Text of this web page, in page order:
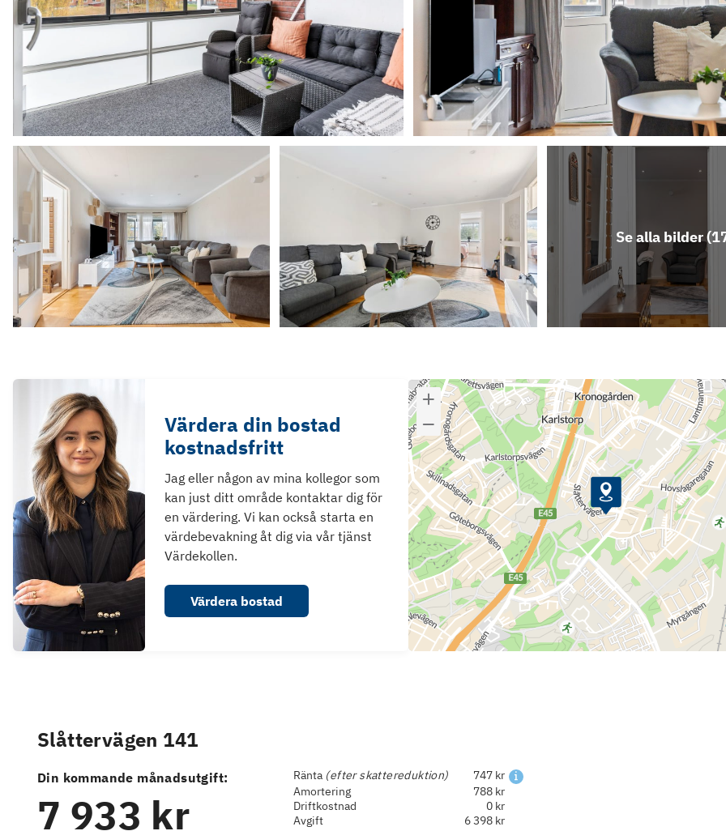
Se alla bilder (
Värdera din bostad
kostnadsfritt
Jag eller någon av mina kollegor som
kan just ditt område kontaktar dig för
en värdering. Vi kan också starta en
värdebevakning åt dig via vår tjänst
Värdekollen.
Värdera bostad
Slåttervägen 141
Din kommande månadsutgift:
7 933 kr
Ränta (efter skattereduktion)
747 kr
Amortering
788 kr
Driftkostnad
0 kr
Avgift
6 398 kr